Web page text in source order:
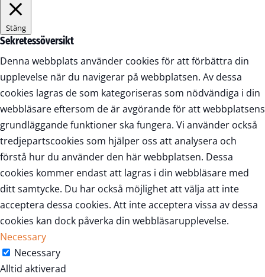
Stäng
Sekretessöversikt
Denna webbplats använder cookies för att förbättra din
upplevelse när du navigerar på webbplatsen. Av dessa
cookies lagras de som kategoriseras som nödvändiga i din
webbläsare eftersom de är avgörande för att webbplatsens
grundläggande funktioner ska fungera. Vi använder också
tredjepartscookies som hjälper oss att analysera och
förstå hur du använder den här webbplatsen. Dessa
cookies kommer endast att lagras i din webbläsare med
ditt samtycke. Du har också möjlighet att välja att inte
acceptera dessa cookies. Att inte acceptera vissa av dessa
cookies kan dock påverka din webbläsarupplevelse.
Necessary
Necessary
Alltid aktiverad